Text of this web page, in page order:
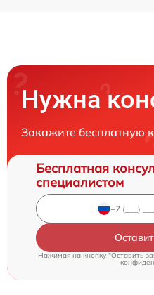
Нужна
Закажите бесплатную
Бесплатная
специалистом
Нажимая на кнопку "Оставить